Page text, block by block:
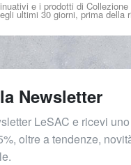
e i prodotti di Collezione
ultimi 30 giorni, prima della
Newsletter
LeSAC e ricevi uno
oltre a tendenze,